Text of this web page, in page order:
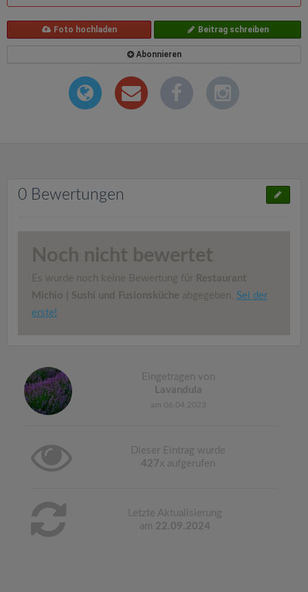
Foto hochladen Beitrag schreiben
Abonnieren
0 Bewertungen
Noch nicht bewertet
Es wurde noch keine Bewertung für Restaurant
Michio | Sushi und Fusionsküche abgegeben. Sei der
erste!
Eingetragen von
Lavandula
am 06.04.2023
Dieser Eintrag wurde
427x aufgerufen
Letzte Aktualisierung
am 22.09.2024